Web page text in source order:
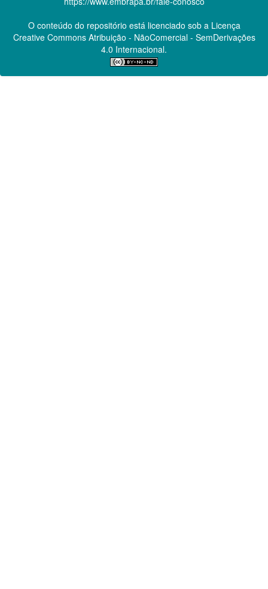
O conteúdo do repositório está licenciado sob a Licença
Creative CommonsAtribuição - NãoComercial - SemDerivações
4.0 Internacional.